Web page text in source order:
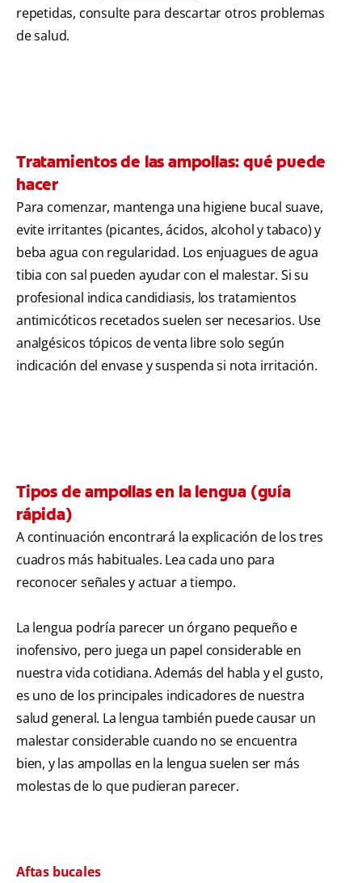
repetidas, consulte para descartar otros problemas
de salud.
Tratamientos de las ampollas: qué puede
hacer
Para comenzar, mantenga una higiene bucal suave,
evite irritantes (picantes, ácidos, alcohol y tabaco) y
beba agua con regularidad. Los enjuagues de agua
tibia con sal pueden ayudar con el malestar. Si su
profesional indica candidiasis, los tratamientos
antimicóticos recetados suelen ser necesarios. Use
analgésicos tópicos de venta libre solo según
indicación del envase y suspenda si nota irritación.
Tipos de ampollas en la lengua (guía
rápida)
A continuación encontrará la explicación de los tres
cuadros más habituales. Lea cada uno para
reconocer señales y actuar a tiempo.
La lengua podría parecer un órgano pequeño e
inofensivo, pero juega un papel considerable en
nuestra vida cotidiana. Además del habla y el gusto,
es uno de los principales indicadores de nuestra
salud general. La lengua también puede causar un
malestar considerable cuando no se encuentra
bien, y las ampollas en la lengua suelen ser más
molestas de lo que pudieran parecer.
Aftas bucales